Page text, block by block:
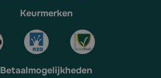
Keurmerken
Betaalmogelijkheden